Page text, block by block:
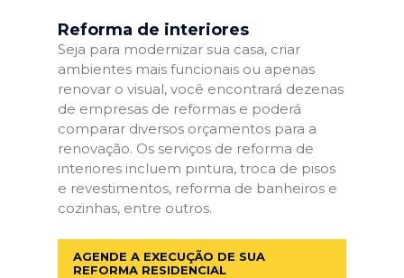
Reforma de interiores
Seja para modernizar sua casa, criar
ambientes mais funcionais ou apenas
renovar o visual, você encontrará dezenas
de empresas de reformas e poderá
comparar diversos orçamentos para a
renovação. Os serviços de reforma de
interiores incluem pintura, troca de pisos
e revestimentos, reforma de banheiros e
cozinhas, entre outros.
AGENDE A EXECUÇÃO DE SUA
REFORMA RESIDENCIAL